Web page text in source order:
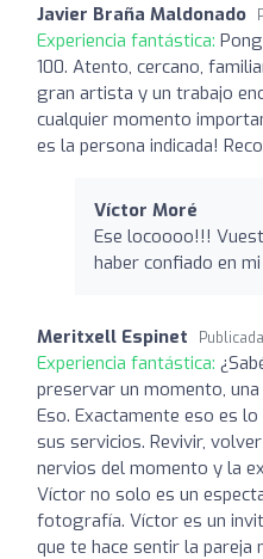
Javier Braña Maldonado
Experiencia fantástica:
100. Atento, cercano,
gran artista y un trabajo
cualquier momento
es la persona indicada!
Víctor Moré
Ese locoooo!!!
haber confiado en
Meritxell Espinet
Experiencia fantástica:
preservar un momento,
Eso. Exactamente eso es
sus servicios. Revivir,
nervios del momento y la
Víctor no solo es un
fotografía. Víctor es un
que te hace sentir la pareja